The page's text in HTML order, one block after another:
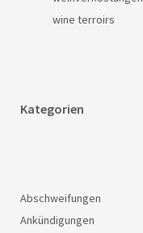
wine terroirs
Kategorien
Abschweifungen
Ankündigungen